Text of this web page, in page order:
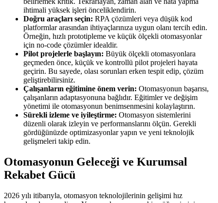
ihtimali yüksek işleri önceliklendirin.
Doğru araçları seçin: RPA çözümleri veya düşük kod
platformlar arasından ihtiyaçlarınıza uygun olanı tercih edin.
Örneğin, hızlı prototipleme ve küçük ölçekli otomasyonlar
için no-code çözümler idealdir.
Pilot projelerle başlayın: Büyük ölçekli otomasyonlara
geçmeden önce, küçük ve kontrollü pilot projeleri hayata
geçirin. Bu sayede, olası sorunları erken tespit edip, çözüm
geliştirebilirsiniz.
Çalışanların eğitimine önem verin: Otomasyonun başarısı,
çalışanların adaptasyonuna bağlıdır. Eğitimler ve değişim
yönetimi ile otomasyonun benimsenmesini kolaylaştırın.
Sürekli izleme ve iyileştirme: Otomasyon sistemlerini
düzenli olarak izleyin ve performanslarını ölçün. Gerekli
gördüğünüzde optimizasyonlar yapın ve yeni teknolojik
gelişmeleri takip edin.
Otomasyonun Geleceği ve Kurumsal
Rekabet Gücü
2026 yılı itibarıyla, otomasyon teknolojilerinin gelişimi hız